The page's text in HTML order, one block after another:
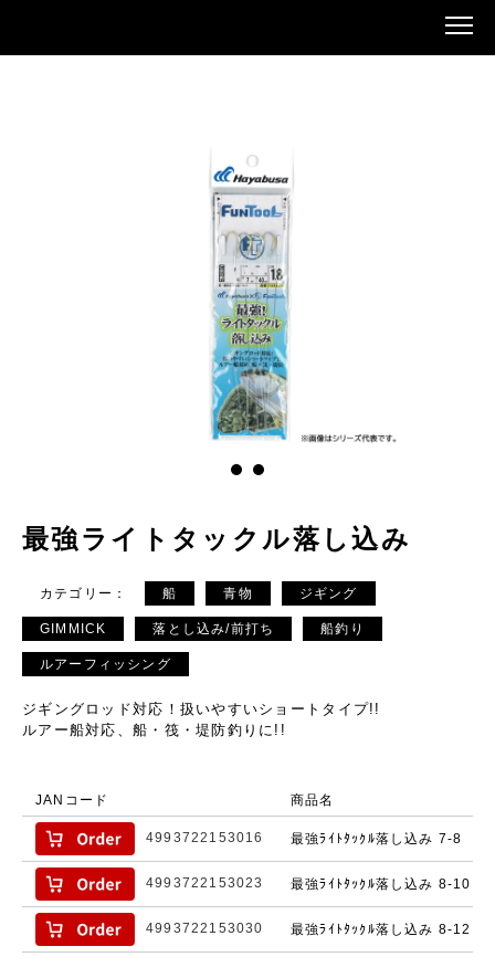
最強ライトタックル落し込み
カテゴリー： 船 青物 ジギング
GIMMICK 落とし込み/前打ち 船釣り
ルアーフィッシング
ジギングロッド対応！扱いやすいショートタイプ!!
ルアー船対応、船・筏・堤防釣りに!!
JANコード 商品名
4993722153016 最強ﾗｲﾄﾀｯｸﾙ落し込み 7-8
4993722153023 最強ﾗｲﾄﾀｯｸﾙ落し込み 8-10
4993722153030 最強ﾗｲﾄﾀｯｸﾙ落し込み 8-12